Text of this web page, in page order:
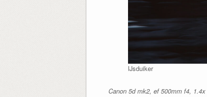
IJsduiker
Canon 5d mk2, ef 500mm f4,